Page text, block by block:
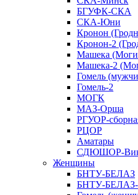
БГУФК-СКА
СКА-Юни
Кронон
Кронон-2
Машека
Машека-2
Гомель
Гомель-2
МОГК
МАЗ-Орша
РГУОР-
РЦОР
Аматары
СДЮШОР-
Женщины
БНТУ-БЕЛАЗ
БНТУ-